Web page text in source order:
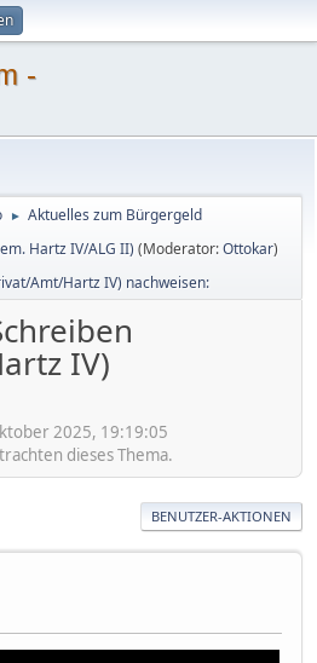
-
► Aktuelles zum Bürgergeld
Hartz IV/ALG II) (Moderator:Ottokar)
Amt/Hartz IV) nachweisen:
IV)
2025, 19:19:05
dieses Thema.
BENUTZER-AKTIONEN